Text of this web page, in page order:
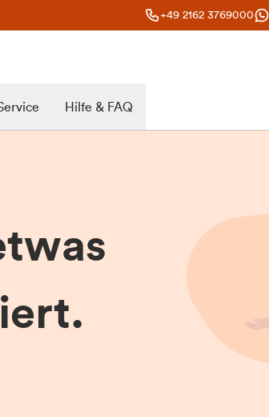
+49 2162 3769000
Hilfe & FAQ